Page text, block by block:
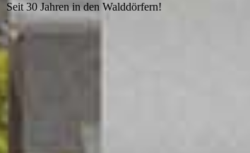
Seit 30 Jahren in den Walddörfern!